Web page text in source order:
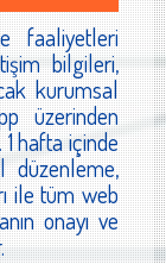
faaliyetleri
bilgileri,
kurumsal
üzerinden
hafta içinde
düzenleme,
ile tüm web
onayı ve